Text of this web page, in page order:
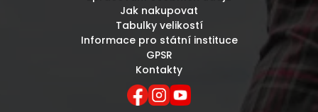
Jak nakupovat
Tabulky velikostí
Informace pro státní instituce
GPSR
Kontakty